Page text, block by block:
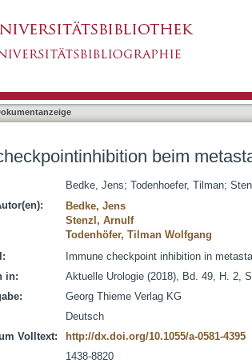
beim
Bedke, Jens; Todenhoefer, Tilman;
Bedke, Jens
Stenzl, Arnulf
Todenhöfer, Tilman Wolfgang
Immune checkpoint inhibition in
in:
Aktuelle Urologie (2018), Bd. 49, H. 2,
Georg Thieme Verlag KG
Deutsch
Volltext:
http://dx.doi.org/10.1055/a-0581-4395
1438-8820